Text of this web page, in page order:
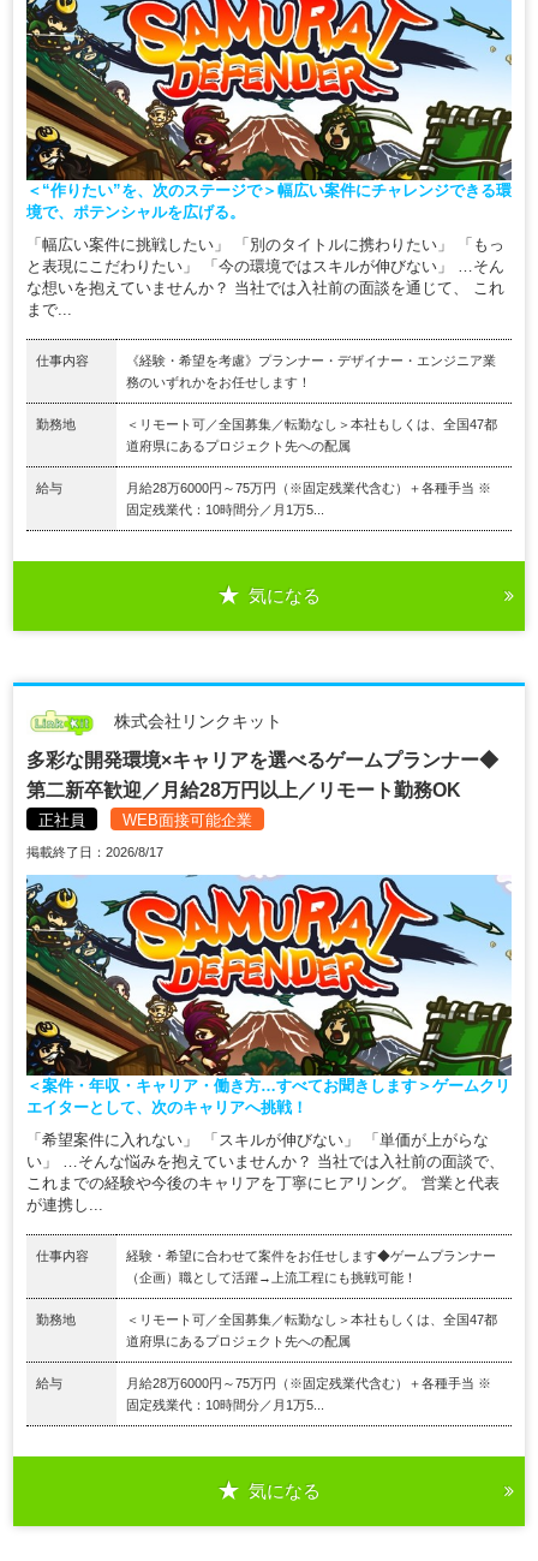
＜“作りたい”を、次のステージで＞幅広い案件にチャレンジできる環
境で、ポテンシャルを広げる。
「幅広い案件に挑戦したい」 「別のタイトルに携わりたい」 「もっ
と表現にこだわりたい」 「今の環境ではスキルが伸びない」 …そん
な想いを抱えていませんか？ 当社では入社前の面談を通じて、 これ
まで...
仕事内容
《経験・希望を考慮》プランナー・デザイナー・エンジニア業
務のいずれかをお任せします！
勤務地
＜リモート可／全国募集／転勤なし＞本社もしくは、全国47都
道府県にあるプロジェクト先への配属
給与
月給28万6000円～75万円（※固定残業代含む）＋各種手当 ※
固定残業代：10時間分／月1万5...
気になる
株式会社リンクキット
多彩な開発環境×キャリアを選べるゲームプランナー◆
第二新卒歓迎／月給28万円以上／リモート勤務OK
正社員 WEB面接可能企業
掲載終了日：2026/8/17
＜案件・年収・キャリア・働き方…すべてお聞きします＞ゲームクリ
エイターとして、次のキャリアへ挑戦！
「希望案件に入れない」 「スキルが伸びない」 「単価が上がらな
い」 …そんな悩みを抱えていませんか？ 当社では入社前の面談で、
これまでの経験や今後のキャリアを丁寧にヒアリング。 営業と代表
が連携し...
仕事内容
経験・希望に合わせて案件をお任せします◆ゲームプランナー
（企画）職として活躍→上流工程にも挑戦可能！
勤務地
＜リモート可／全国募集／転勤なし＞本社もしくは、全国47都
道府県にあるプロジェクト先への配属
給与
月給28万6000円～75万円（※固定残業代含む）＋各種手当 ※
固定残業代：10時間分／月1万5...
気になる